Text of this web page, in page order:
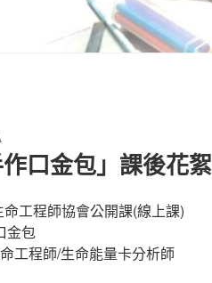
作口金包」課後花絮
工程師協會公開課(線上課)
金包
工程師/生命能量卡分析師